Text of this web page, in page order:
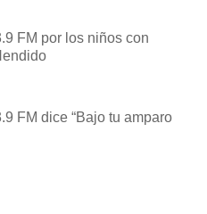
FM por los niños con
FM dice “Bajo tu amparo